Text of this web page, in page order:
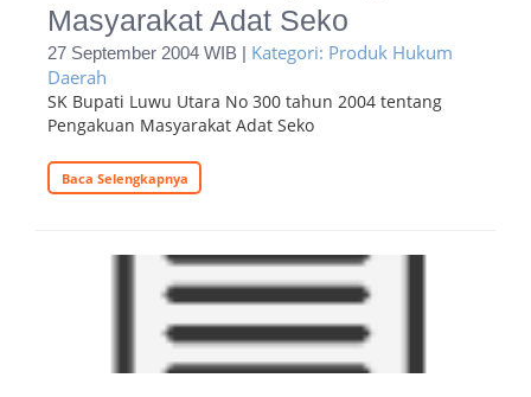
Masyarakat Adat Seko
27 September 2004 WIB | Kategori: Produk Hukum
Daerah
SK Bupati Luwu Utara No 300 tahun 2004 tentang
Pengakuan Masyarakat Adat Seko
Baca Selengkapnya